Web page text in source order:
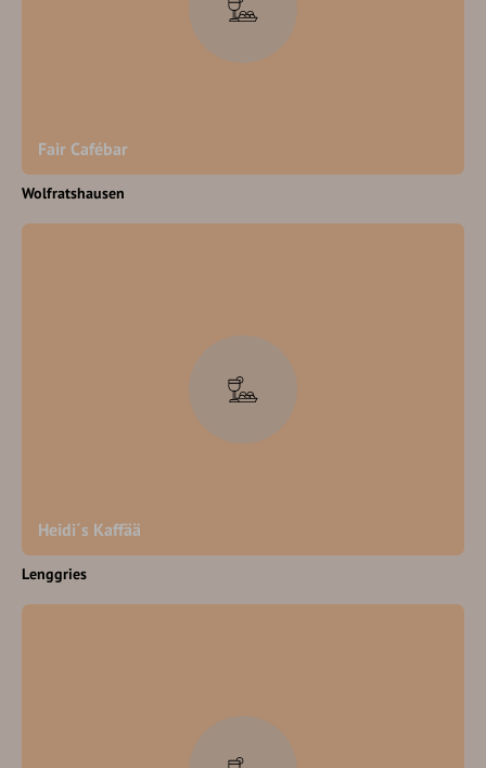
Fair Cafébar
Wolfratshausen
Heidi´s Kaffää
Lenggries